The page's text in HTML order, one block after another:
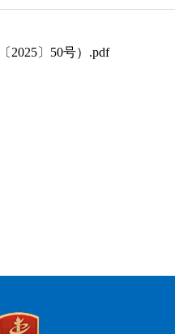
2025〕50号）.pdf